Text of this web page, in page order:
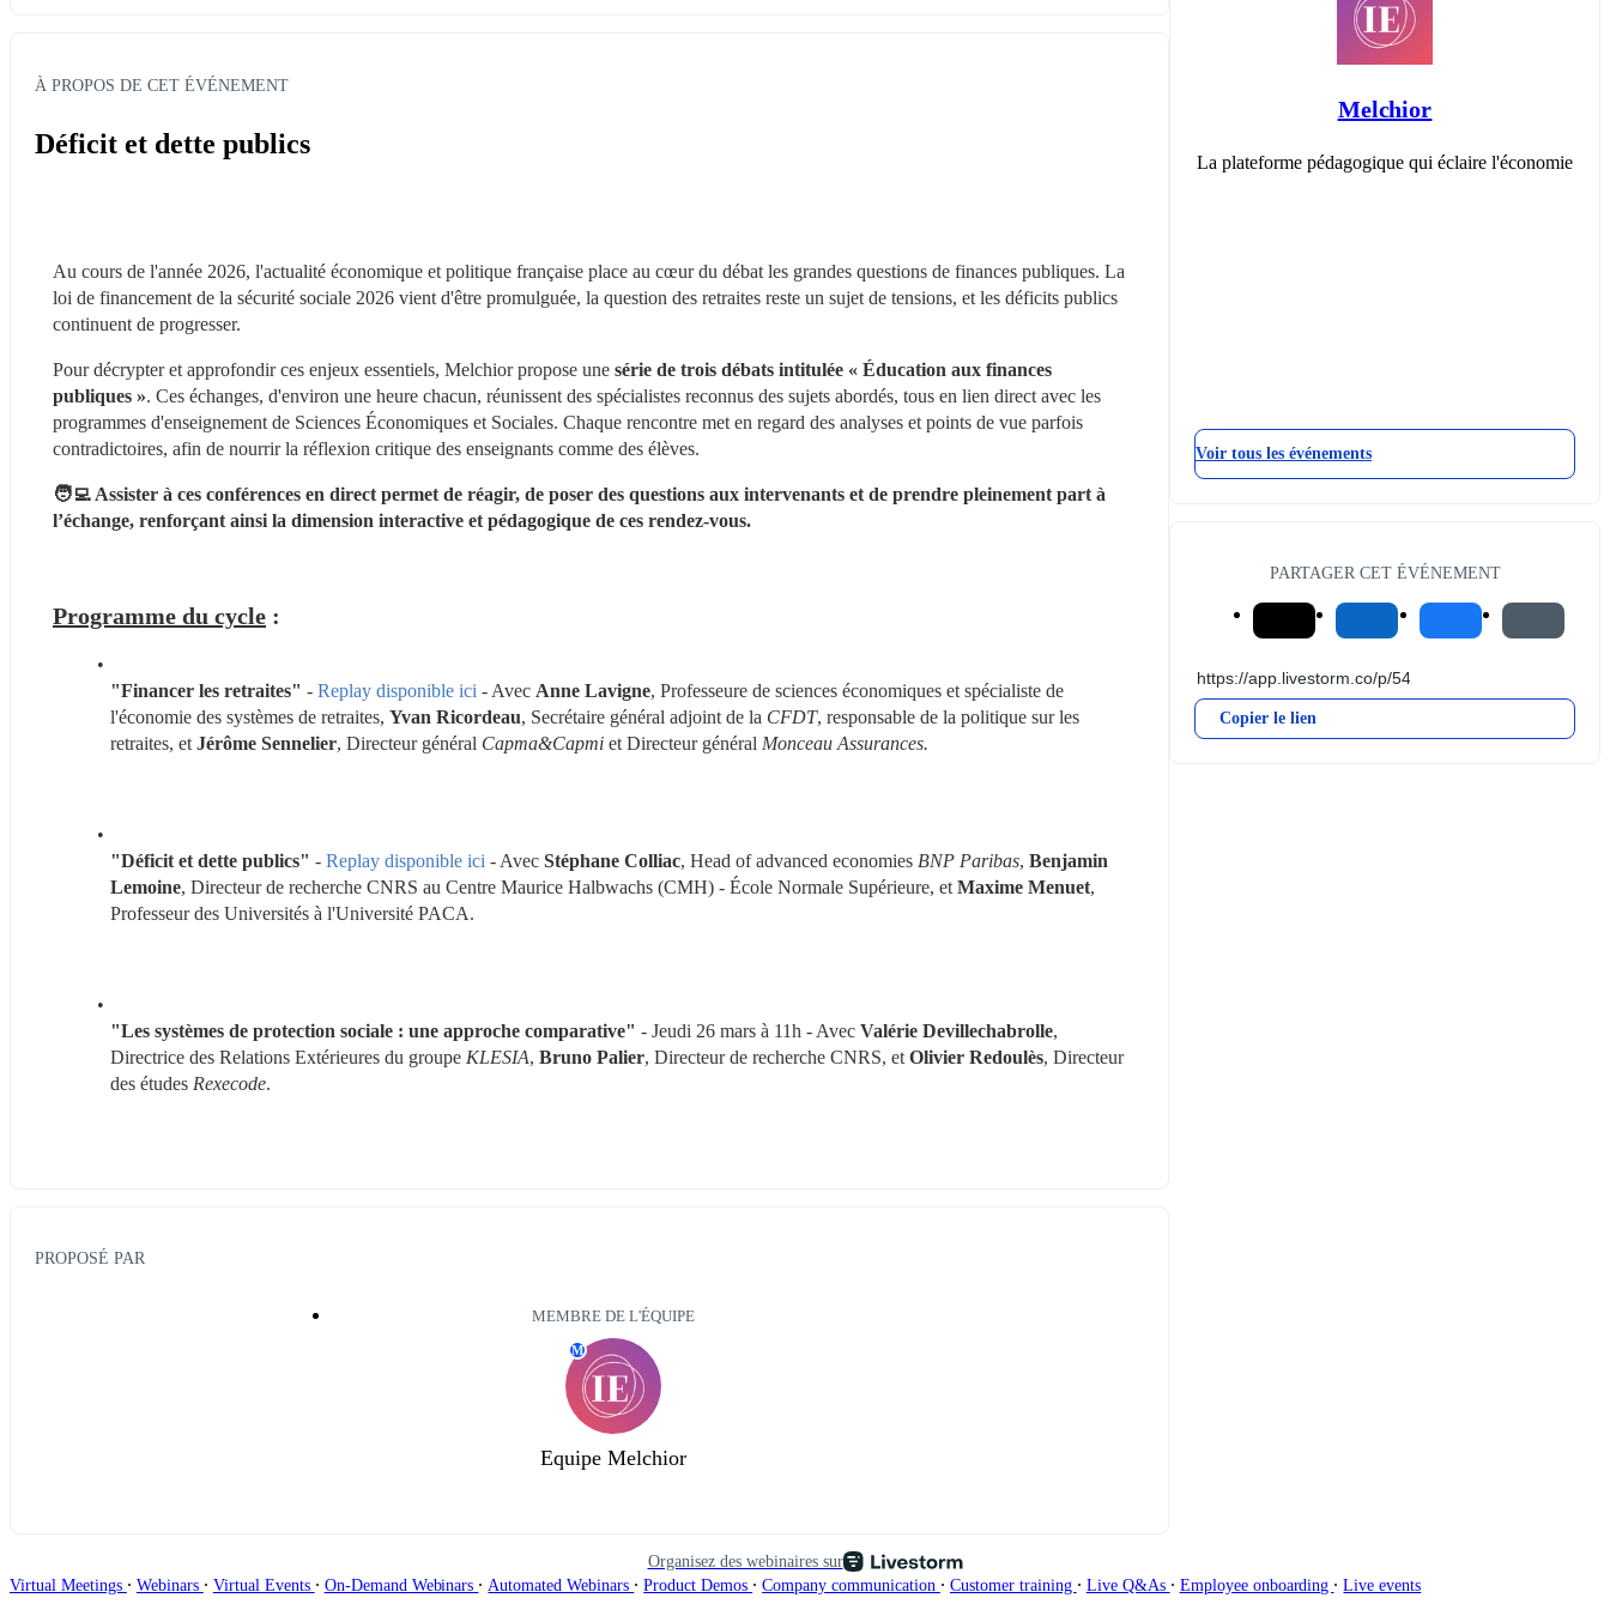
À PROPOS DE CET ÉVÉNEMENT
Déficit et dette publics
Au cours de l'année 2026, l'actualité économique et politique française place au cœur du débat les grandes questions de finances publiques. La
loi de financement de la sécurité sociale 2026 vient d'être promulguée, la question des retraites reste un sujet de tensions, et les déficits publics
continuent de progresser.
Pour décrypter et approfondir ces enjeux essentiels, Melchior propose une série de trois débats intitulée « Éducation aux finances
publiques ». Ces échanges, d'environ une heure chacun, réunissent des spécialistes reconnus des sujets abordés, tous en lien direct avec les
programmes d'enseignement de Sciences Économiques et Sociales. Chaque rencontre met en regard des analyses et points de vue parfois
contradictoires, afin de nourrir la réflexion critique des enseignants comme des élèves.
🧑‍💻 Assister à ces conférences en direct permet de réagir, de poser des questions aux intervenants et de prendre pleinement part à
l’échange, renforçant ainsi la dimension interactive et pédagogique de ces rendez-vous.
Programme du cycle :
"Financer les retraites" - Replay disponible ici - Avec Anne Lavigne, Professeure de sciences économiques et spécialiste de
l'économie des systèmes de retraites, Yvan Ricordeau, Secrétaire général adjoint de la CFDT, responsable de la politique sur les
retraites, et Jérôme Sennelier, Directeur général Capma&Capmi et Directeur général Monceau Assurances.
"Déficit et dette publics" - Replay disponible ici - Avec Stéphane Colliac, Head of advanced economies BNP Paribas, Benjamin
Lemoine, Directeur de recherche CNRS au Centre Maurice Halbwachs (CMH) - École Normale Supérieure, et Maxime Menuet,
Professeur des Universités à l'Université PACA.
"Les systèmes de protection sociale : une approche comparative" - Jeudi 26 mars à 11h - Avec Valérie Devillechabrolle,
Directrice des Relations Extérieures du groupe KLESIA, Bruno Palier, Directeur de recherche CNRS, et Olivier Redoulès, Directeur
des études Rexecode.
PROPOSÉ PAR
MEMBRE DE L'ÉQUIPE
M
Equipe Melchior
Melchior
La plateforme pédagogique qui éclaire l'économie
Voir tous les événements
PARTAGER CET ÉVÉNEMENT
Copier le lien
Organisez des webinaires sur
Virtual Meetings ∙ Webinars ∙ Virtual Events ∙ On-Demand Webinars ∙ Automated Webinars ∙ Product Demos ∙ Company communication ∙ Customer training ∙ Live Q&As ∙ Employee onboarding ∙ Live events